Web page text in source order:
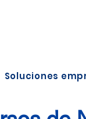
Soluciones